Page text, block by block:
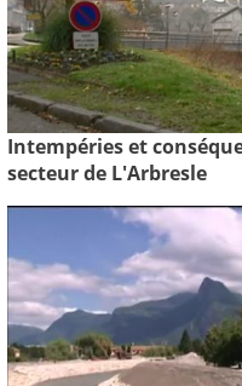
Intempéries et
secteur de L'Arbresle